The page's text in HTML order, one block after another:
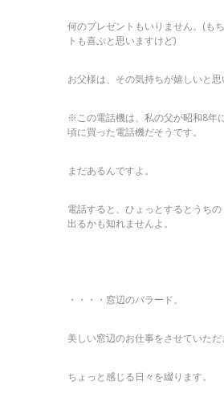
何のプレゼントもいりません。(も
トも喜ぶと思いますけど)
お父様は、その気持ちが嬉しいと思
※この電話機は、私の父が昭和8年
頃に買った電話機だそうです。
まだあるんですよ。
電話すると、ひょっとするとうちの
出るかも知れませんよ。
・・・・窓辺のバラード。
美しい窓辺のお仕事をさせていただ
ちょっと感じる日々を綴ります。